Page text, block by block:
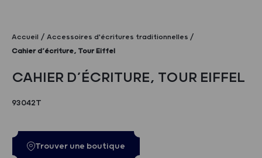
Accueil
Accessoires d'écritures traditionnelles
Cahier d’écriture, Tour Eiffel
CAHIER D’ÉCRITURE, TOUR EIFFEL
93042T
Trouver une boutique